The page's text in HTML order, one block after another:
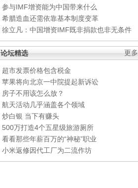
参与IMF增资能为中国带来什么
希腊造血还需依靠基本制度变革
徐立凡：中国增资IMF既非捐款也非无条件
更多
论坛精选
超市发票价格包含税金
苹果将向北京一中院提起新诉讼
房子不用该怎么放？
航天活动几乎涵盖各个领域
炒白银 当下有赚头
500万打造4个五星级旅游厕所
看看那些年薪百万的“神秘”职业
小米返修因代工厂为二流作坊